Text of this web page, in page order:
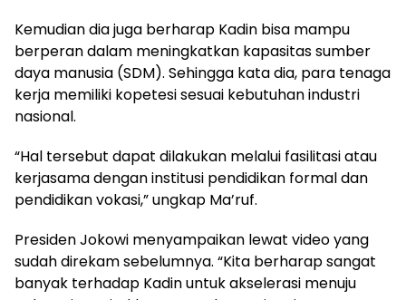
Kemudian dia juga berharap Kadin bisa mampu
berperan dalam meningkatkan kapasitas sumber
daya manusia (SDM). Sehingga kata dia, para tenaga
kerja memiliki kopetesi sesuai kebutuhan industri
nasional.
“Hal tersebut dapat dilakukan melalui fasilitasi atau
kerjasama dengan institusi pendidikan formal dan
pendidikan vokasi,” ungkap Ma’ruf.
Presiden Jokowi menyampaikan lewat video yang
sudah direkam sebelumnya. “Kita berharap sangat
banyak terhadap Kadin untuk akselerasi menuju